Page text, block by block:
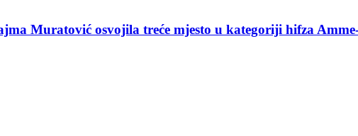
Muratović osvojila treće mjesto u kategoriji hifza